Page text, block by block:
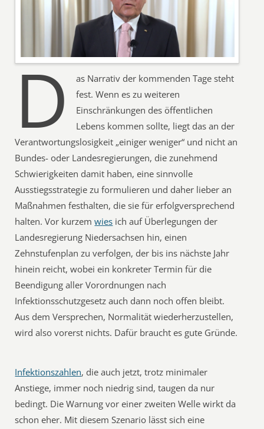
D
as Narrativ der kommenden Tage steht
fest. Wenn es zu weiteren
Einschränkungen des öffentlichen
Lebens kommen sollte, liegt das an der
Verantwortungslosigkeit „einiger weniger“ und nicht an
Bundes- oder Landesregierungen, die zunehmend
Schwierigkeiten damit haben, eine sinnvolle
Ausstiegsstrategie zu formulieren und daher lieber an
Maßnahmen festhalten, die sie für erfolgversprechend
halten. Vor kurzemwies ich auf Überlegungen der
Landesregierung Niedersachsen hin, einen
Zehnstufenplan zu verfolgen, der bis ins nächste Jahr
hinein reicht, wobei ein konkreter Termin für die
Beendigung aller Vorordnungen nach
Infektionsschutzgesetz auch dann noch offen bleibt.
Aus dem Versprechen, Normalität wiederherzustellen,
wird also vorerst nichts. Dafür braucht es gute Gründe.
Infektionszahlen, die auch jetzt, trotz minimaler
Anstiege, immer noch niedrig sind, taugen da nur
bedingt. Die Warnung vor einer zweiten Welle wirkt da
schon eher. Mit diesem Szenario lässt sich eine